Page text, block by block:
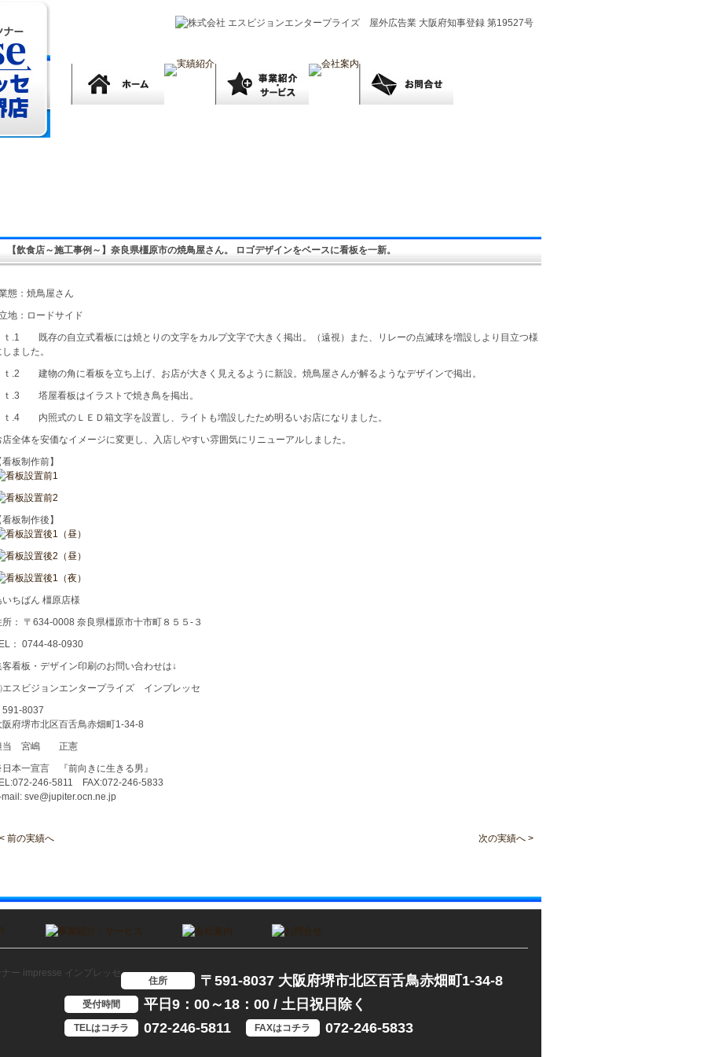
【飲食店～施工事例～】奈良県橿原市の焼鳥屋さん。 ロゴデザインをベースに看板を一新。
態：焼鳥屋さん
地：ロードサイド
ｔ.1 既存の自立式看板には焼とりの文字をカルプ文字で大きく掲出。（遠視）また、リレーの点滅球を増設しより目立つ様
ました。
ｔ.2 建物の角に看板を立ち上げ、お店が大きく見えるように新設。焼鳥屋さんが解るようなデザインで掲出。
ｔ.3 塔屋看板はイラストで焼き鳥を掲出。
ｔ.4 内照式のＬＥＤ箱文字を設置し、ライトも増設したため明るいお店になりました。
店全体を安価なイメージに変更し、入店しやすい雰囲気にリニューアルしました。
板制作前】
板制作後】
いちばん 橿原店様
所： 〒634-0008 奈良県橿原市十市町８５５-３
： 0744-48-0930
客看板・デザイン印刷のお問い合わせは↓
エスビジョンエンタープライズ インプレッセ
591-8037
阪府堺市北区百舌鳥赤畑町1-34-8
当 宮嶋 正憲
本一宣言 『前向きに生きる男』
246-5811 FAX:072-246-5833
sve@jupiter.ocn.ne.jp
< 前の実績へ 次の実績へ >
住所 〒591-8037 大阪府堺市北区百舌鳥赤畑町1-34-8
受付時間 平日9：00～18：00 / 土日祝日除く
TELはコチラ 072-246-5811 FAXはコチラ 072-246-5833